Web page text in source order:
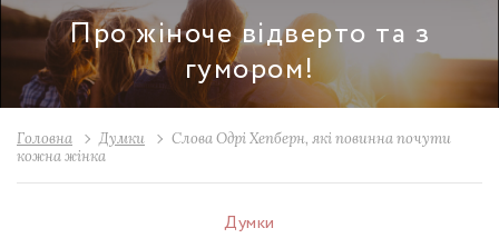
Про жіноче відверто та з
гумором!
Головна Думки
Слова Одрі Хепберн, які повинна почути
кожна жінка
Думки